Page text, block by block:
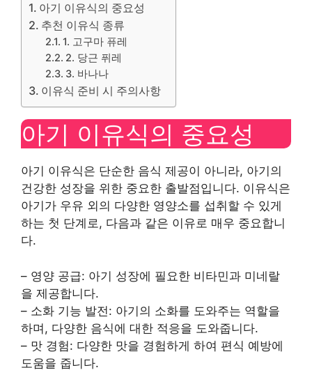
아기 이유식의 중요성
추천 이유식 종류
1. 고구마 퓨레
2. 당근 퓌레
3. 바나나
이유식 준비 시 주의사항
아기 이유식의 중요성
아기 이유식은 단순한 음식 제공이 아니라, 아기의
건강한 성장을 위한 중요한 출발점입니다. 이유식은
아기가 우유 외의 다양한 영양소를 섭취할 수 있게
하는 첫 단계로, 다음과 같은 이유로 매우 중요합니
다.
– 영양 공급: 아기 성장에 필요한 비타민과 미네랄
을 제공합니다.
– 소화 기능 발전: 아기의 소화를 도와주는 역할을
하며, 다양한 음식에 대한 적응을 도와줍니다.
– 맛 경험: 다양한 맛을 경험하게 하여 편식 예방에
도움을 줍니다.